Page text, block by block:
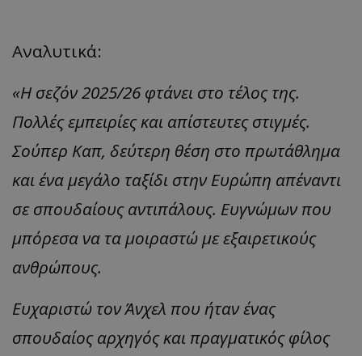
Αναλυτικά:
«Η σεζόν 2025/26 φτάνει στο τέλος της.
Πολλές εμπειρίες και απίστευτες στιγμές.
Σούπερ Καπ, δεύτερη θέση στο πρωτάθλημα
και ένα μεγάλο ταξίδι στην Ευρώπη απέναντι
σε σπουδαίους αντιπάλους. Ευγνώμων που
μπόρεσα να τα μοιραστώ με εξαιρετικούς
ανθρώπους.
Ευχαριστώ τον Άνχελ που ήταν ένας
σπουδαίος αρχηγός και πραγματικός φίλος